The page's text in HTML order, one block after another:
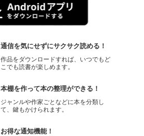
通信を気にせずにサクサク読める！
作品をダウンロードすれば、いつでもど
こでも読書が楽しめます。
本棚を作って本の整理ができる！
ジャンルや作家ごとなどに本を分類し
て、鍵もかけられます。
お得な通知機能！